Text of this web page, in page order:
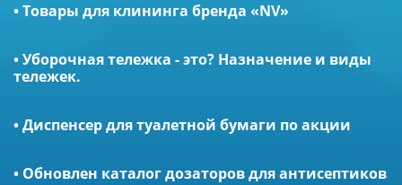
• Товары для клининга бренда «NV»
• Уборочная тележка - это? Назначение и виды
тележек.
• Диспенсер для туалетной бумаги по акции
• Обновлен каталог дозаторов для антисептиков